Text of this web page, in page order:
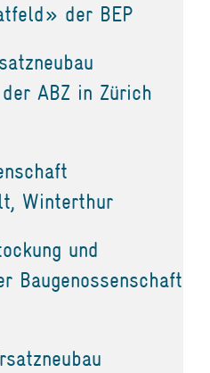
der BEP
ABZ in Zürich
Winterthur
und
Baugenossenschaft